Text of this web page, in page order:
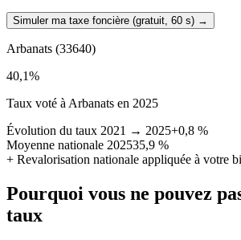
Simuler ma taxe foncière (gratuit, 60 s) →
Arbanats (33640)
40,1%
Taux voté à Arbanats en 2025
Évolution du taux 2021 → 2025+0,8 %
Moyenne nationale 202535,9 %
+ Revalorisation nationale appliquée à votre
Pourquoi vous ne pouvez
taux